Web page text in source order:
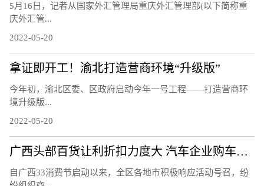
5月16日，记者从国家外汇管理局重庆外汇管理部(以下简称重
庆外汇管...
2022-05-20
拿证即开工！渝北打造营商环境“升级版”
今年初，渝北区委、区政府启动今年一号工程——打造营商环
境升级版...
2022-05-20
广西头部百货让利折扣力度大 汽车企业购车补贴优惠多
自广西33消费节启动以来，全区各地市积极响应活动号召，纷